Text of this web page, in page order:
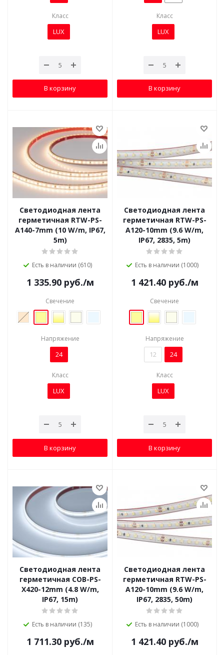
Класс
LUX
В корзину
Класс
LUX
В корзину
Светодиодная лента
герметичная RTW-PS-
A140-7mm (10 W/m, IP67,
5m)
Есть в наличии (610)
1 335.90руб./м
Свечение
Напряжение
24
Класс
LUX
В корзину
Светодиодная лента
герметичная RTW-PS-
A120-10mm (9.6 W/m,
IP67, 2835, 5m)
Есть в наличии (1000)
1 421.40руб./м
Свечение
Напряжение
12 24
Класс
LUX
В корзину
Светодиодная лента
герметичная COB-PS-
X420-12mm (4.8 W/m,
IP67, 15m)
Есть в наличии (135)
1 711.30руб./м
Светодиодная лента
герметичная RTW-PS-
A120-10mm (9.6 W/m,
IP67, 2835, 50m)
Есть в наличии (1000)
1 421.40руб./м